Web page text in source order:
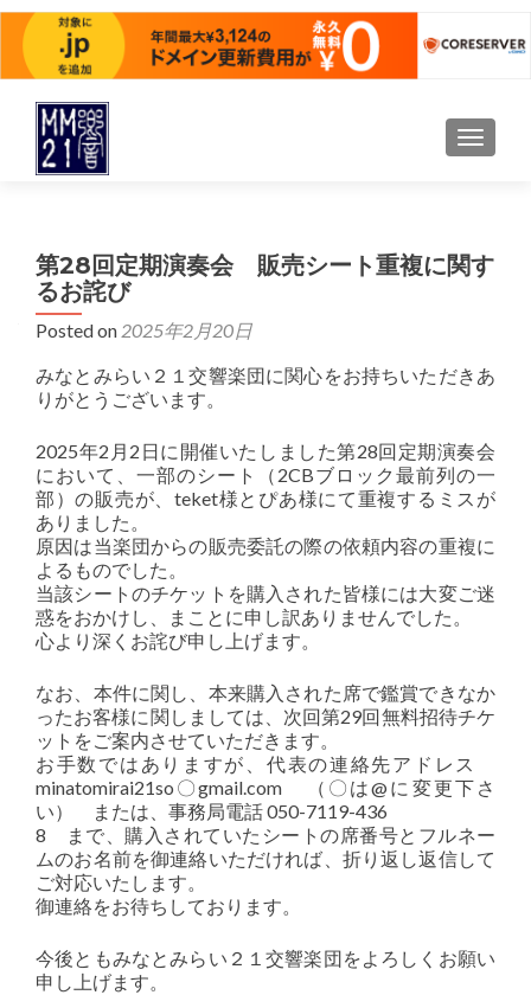
第28回定期演奏会 販売シート重複に関す
るお詫び
Posted on 2025年2月20日
みなとみらい２１交響楽団に関心をお持ちいただきあ
りがとうございます。
2025年2月2日に開催いたしました第28回定期演奏会
において、一部のシート（2CBブロック最前列の一
部）の販売が、teket様とぴあ様にて重複するミスが
ありました。
原因は当楽団からの販売委託の際の依頼内容の重複に
よるものでした。
当該シートのチケットを購入された皆様には大変ご迷
惑をおかけし、まことに申し訳ありませんでした。
心より深くお詫び申し上げます。
なお、本件に関し、本来購入された席で鑑賞できなか
ったお客様に関しましては、次回第29回無料招待チケ
ットをご案内させていただきます。
お手数ではありますが、代表の連絡先アドレス
minatomirai21so〇gmail.com （〇は@に変更下さ
い） または、事務局電話 050-7119-436
8 まで、購入されていたシートの席番号とフルネー
ムのお名前を御連絡いただければ、折り返し返信して
ご対応いたします。
御連絡をお待ちしております。
今後ともみなとみらい２１交響楽団をよろしくお願い
申し上げます。